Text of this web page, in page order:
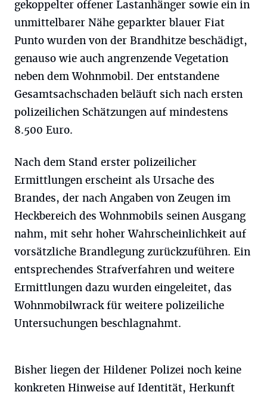
gekoppelter offener Lastanhänger sowie ein in
unmittelbarer Nähe geparkter blauer Fiat
Punto wurden von der Brandhitze beschädigt,
genauso wie auch angrenzende Vegetation
neben dem Wohnmobil. Der entstandene
Gesamtsachschaden beläuft sich nach ersten
polizeilichen Schätzungen auf mindestens
8.500 Euro.
Nach dem Stand erster polizeilicher
Ermittlungen erscheint als Ursache des
Brandes, der nach Angaben von Zeugen im
Heckbereich des Wohnmobils seinen Ausgang
nahm, mit sehr hoher Wahrscheinlichkeit auf
vorsätzliche Brandlegung zurückzuführen. Ein
entsprechendes Strafverfahren und weitere
Ermittlungen dazu wurden eingeleitet, das
Wohnmobilwrack für weitere polizeiliche
Untersuchungen beschlagnahmt.
Bisher liegen der Hildener Polizei noch keine
konkreten Hinweise auf Identität, Herkunft